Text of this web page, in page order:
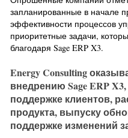
запланированные в начале
эффективности процессов
приоритетные задачи,
благодаря Sage ERP X3.
Energy Consulting
внедрению Sage ERP
поддержке клиентов,
продукта, выпуску
поддержке изменений